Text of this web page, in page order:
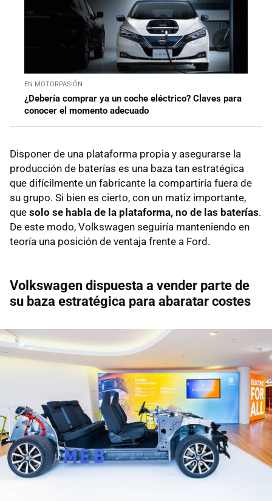
EN MOTORPASIÓN
¿Debería comprar ya un coche eléctrico? Claves para
conocer el momento adecuado
Disponer de una plataforma propia y asegurarse la
producción de baterías es una baza tan estratégica
que difícilmente un fabricante la compartiría fuera de
su grupo. Si bien es cierto, con un matiz importante,
que solo se habla de la plataforma, no de las baterías.
De este modo, Volkswagen seguiría manteniendo en
teoría una posición de ventaja frente a Ford.
Volkswagen dispuesta a vender parte de
su baza estratégica para abaratar costes